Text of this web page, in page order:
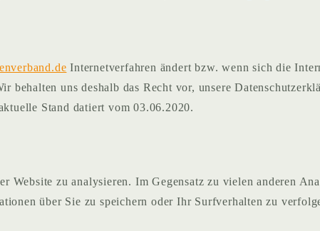
Internetverfahren ändert bzw. wenn sich die
uns deshalb das Recht vor, unsere
Stand datiert vom 03.06.2020.
Website zu analysieren. Im Gegensatz zu vielen anderen
über Sie zu speichern oder Ihr Surfverhalten zu